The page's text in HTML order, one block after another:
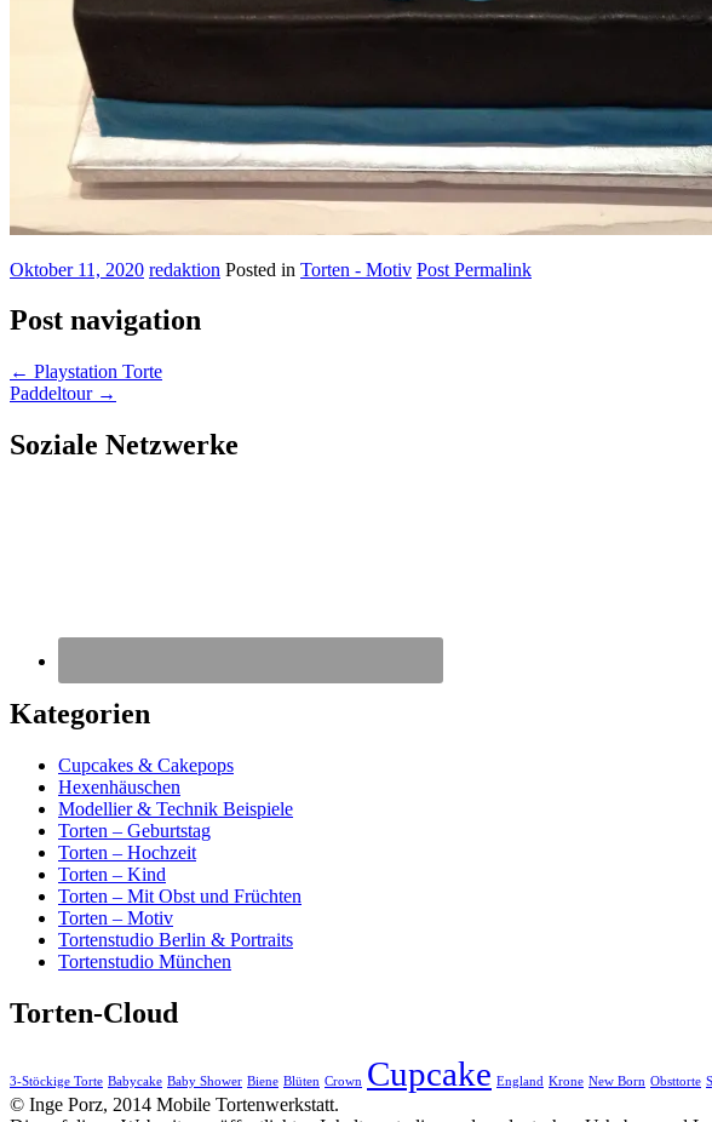
Oktober 11, 2020 redaktion Posted in Torten - Motiv Post Permalink
Post navigation
← Playstation Torte
Paddeltour →
Soziale Netzwerke
Kategorien
Cupcakes & Cakepops
Hexenhäuschen
Modellier & Technik Beispiele
Torten – Geburtstag
Torten – Hochzeit
Torten – Kind
Torten – Mit Obst und Früchten
Torten – Motiv
Tortenstudio Berlin & Portraits
Tortenstudio München
Torten-Cloud
3-Stöckige Torte Babycake Baby Shower Biene Blüten Crown Cupcake England Krone New Born Obsttorte
© Inge Porz, 2014 Mobile Tortenwerkstatt.